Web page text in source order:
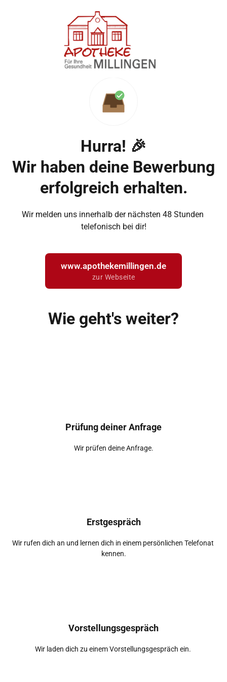
Hurra! 🎉
Wir haben deine Bewerbung
erfolgreich erhalten.
Wir melden uns innerhalb der nächsten 48 Stunden
telefonisch bei dir!
www.apothekemillingen.de
zur Webseite
Wie geht's weiter?
Prüfung deiner Anfrage
Wir prüfen deine Anfrage.
Erstgespräch
Wir rufen dich an und lernen dich in einem persönlichen Telefonat
kennen.
Vorstellungsgespräch
Wir laden dich zu einem Vorstellungsgespräch ein.